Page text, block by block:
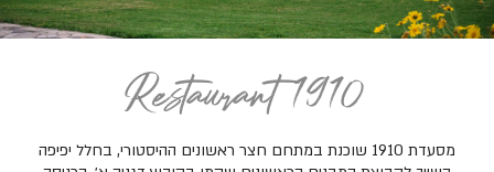
Restaurant 1910
מסעדת 1910 שוכנת במתחם חצר ראשונים ההיסטורי, בחלל יפיפה